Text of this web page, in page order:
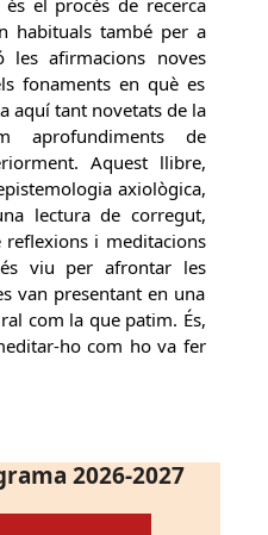
habituals també per a
les afirmacions noves
fonaments en què es
aquí tant novetats de la
aprofundiments de
Aquest llibre,
axiològica,
lectura de corregut,
i meditacions
viu per afrontar les
van presentant en una
com la que patim. És,
ho com ho va fer
2026-2027